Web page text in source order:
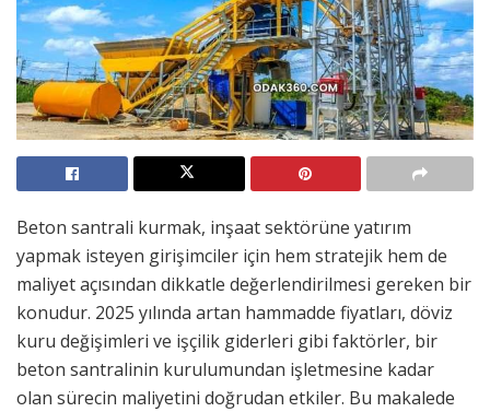
Beton santrali kurmak, inşaat sektörüne yatırım
yapmak isteyen girişimciler için hem stratejik hem de
maliyet açısından dikkatle değerlendirilmesi gereken bir
konudur. 2025 yılında artan hammadde fiyatları, döviz
kuru değişimleri ve işçilik giderleri gibi faktörler, bir
beton santralinin kurulumundan işletmesine kadar
olan sürecin maliyetini doğrudan etkiler. Bu makalede